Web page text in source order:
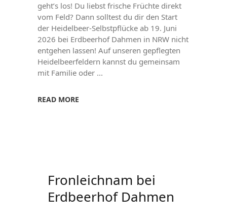
geht’s los! Du liebst frische Früchte direkt
vom Feld? Dann solltest du dir den Start
der Heidelbeer-Selbstpflücke ab 19. Juni
2026 bei Erdbeerhof Dahmen in NRW nicht
entgehen lassen! Auf unseren gepflegten
Heidelbeerfeldern kannst du gemeinsam
mit Familie oder
READ MORE
Fronleichnam bei
Erdbeerhof Dahmen